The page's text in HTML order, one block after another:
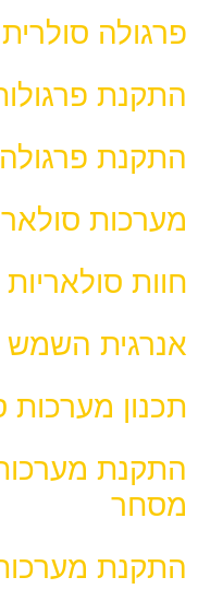
פרגולה סולרית
התקנת
התקנת
מערכות
חוות
אנרגית השמש
תכנון מערכות
התקנת
מסחר
התקנת